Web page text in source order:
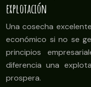
explotación
Una cosecha
económico si no se
principios
diferencia una
prospera.